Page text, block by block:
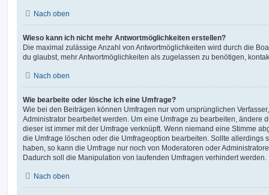
Nach oben
Wieso kann ich nicht mehr Antwortmöglichkeiten erstellen?
Die maximal zulässige Anzahl von Antwortmöglichkeiten wird durch die
du glaubst, mehr Antwortmöglichkeiten als zugelassen zu benötigen,
Nach oben
Wie bearbeite oder lösche ich eine Umfrage?
Wie bei den Beiträgen können Umfragen nur vom ursprünglichen
Administrator bearbeitet werden. Um eine Umfrage zu bearbeiten, ändere
dieser ist immer mit der Umfrage verknüpft. Wenn niemand eine Stimme
die Umfrage löschen oder die Umfrageoption bearbeiten. Sollte allerdings
haben, so kann die Umfrage nur noch von Moderatoren oder
Dadurch soll die Manipulation von laufenden Umfragen verhindert werden.
Nach oben